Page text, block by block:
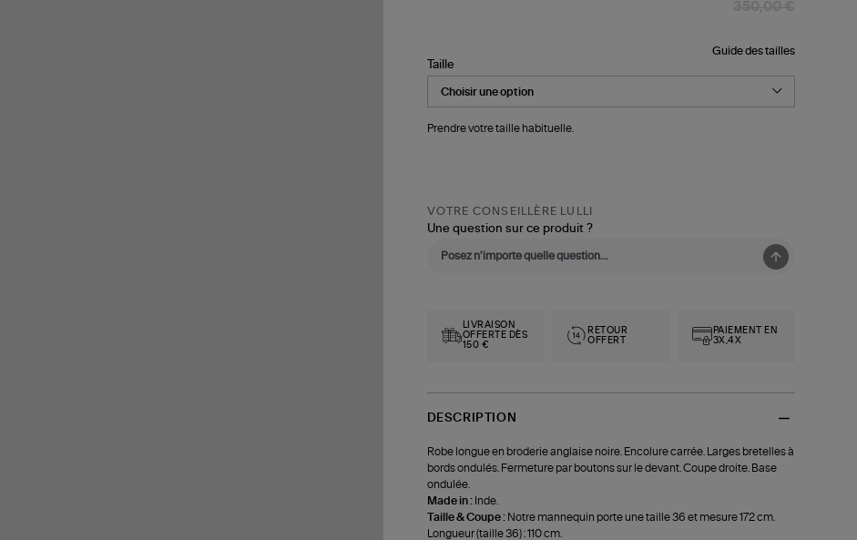
Guide des tailles
Taille
Prendre votre taille habituelle.
VOTRE CONSEILLÈRE LULLI
Une question sur ce produit ?
LIVRAISON
OFFERTE DÈS
150 €
RETOUR
OFFERT
PAIEMENT EN
3X,4X
DESCRIPTION
Robe longue en broderie anglaise noire. Encolure carrée. Larges bretelles à
bords ondulés. Fermeture par boutons sur le devant. Coupe droite. Base
ondulée.
Made in : Inde.
Taille & Coupe : Notre mannequin porte une taille 36 et mesure 172 cm.
Longueur (taille 36) : 110 cm.